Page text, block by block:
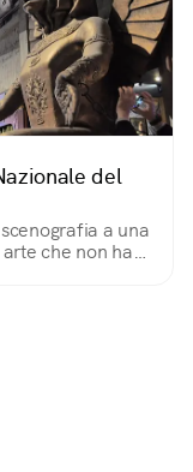
del
a una
che non ha